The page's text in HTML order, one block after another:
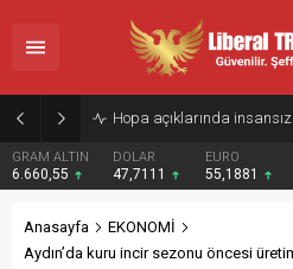
DOLAR
47,7111
EURO
55,1881
BIST 100
13.779,39
Anasayfa
EKONOMİ
Aydın’da kuru incir sezonu öncesi